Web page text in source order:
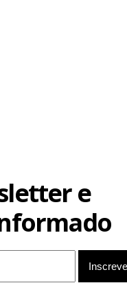
própria família
e